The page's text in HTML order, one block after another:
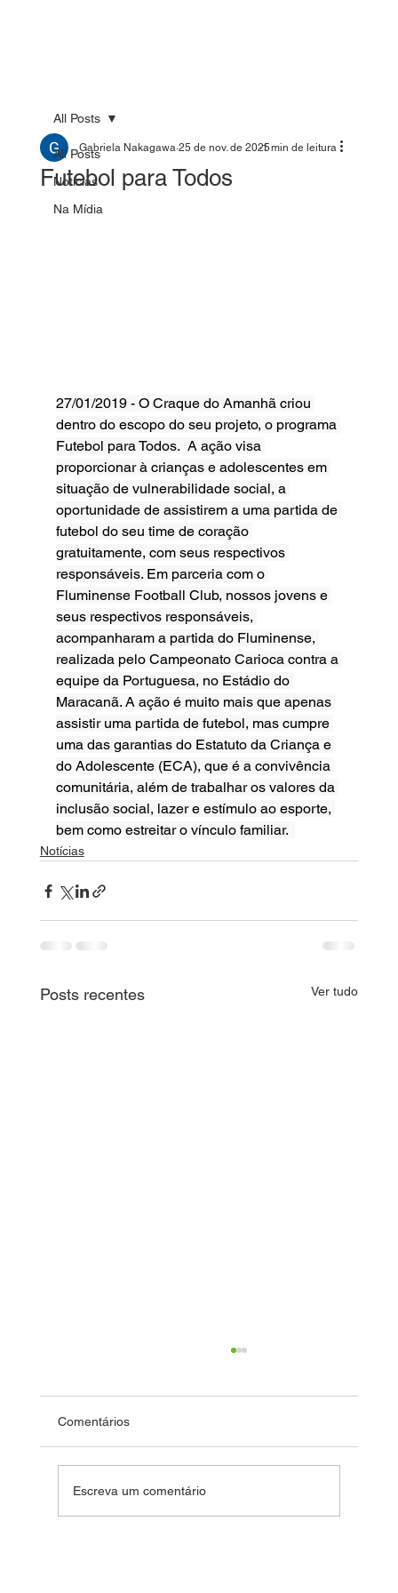
All Posts
Notícias
Na Mídia
All Posts
Futebol para Todos
Gabriela Nakagawa 25 de nov. de 20251 min de leitura
27/01/2019 - O Craque do Amanhã criou
dentro do escopo do seu projeto, o programa
Futebol para Todos.  A ação visa
proporcionar à crianças e adolescentes em
situação de vulnerabilidade social, a
oportunidade de assistirem a uma partida de
futebol do seu time de coração
gratuitamente, com seus respectivos
responsáveis. Em parceria com o
Fluminense Football Club, nossos jovens e
seus respectivos responsáveis,
acompanharam a partida do Fluminense,
realizada pelo Campeonato Carioca contra a
equipe da Portuguesa, no Estádio do
Maracanã. A ação é muito mais que apenas
assistir uma partida de futebol, mas cumpre
uma das garantias do Estatuto da Criança e
do Adolescente (ECA), que é a convivência
comunitária, além de trabalhar os valores da
inclusão social, lazer e estímulo ao esporte,
bem como estreitar o vínculo familiar.
Notícias
Posts recentes Ver tudo
Comentários
Escreva um comentário